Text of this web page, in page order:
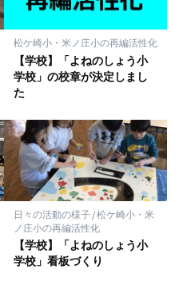
松ケ崎小・米ノ庄小の再編活性化
【学校】「よねのしょう小
学校」の校章が決定しまし
た
日々の活動の様子/松ケ崎小・米
ノ庄小の再編活性化
【学校】「よねのしょう小
学校」看板づくり